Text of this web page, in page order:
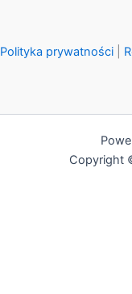
Polityka prywatności
Copyright